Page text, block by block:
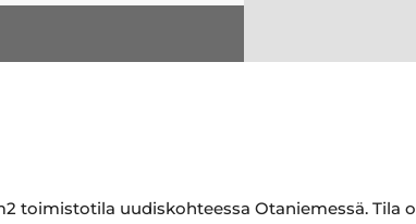
toimistotila uudiskohteessa Otaniemessä. Tila